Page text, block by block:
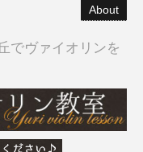
About
でヴァイオリンを